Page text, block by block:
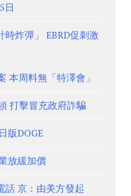
日
時炸彈」 EBRD促刺激
本周料無「特澤會」
打擊冒充政府詐騙
版DOGE
放緩加價
話 京：由美方發起